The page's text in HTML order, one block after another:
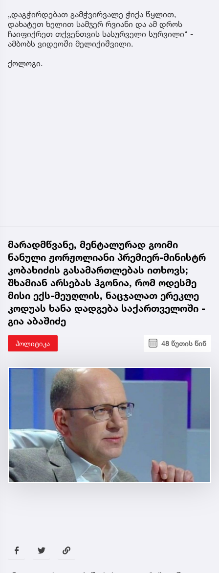
„დაგჭირდებათ გამჭვირვალე ჭიქა წყლით,
დახატეთ ხელით სამჯერ რვიანი და ამ დროს
ჩაიფიქრეთ თქვენთვის სასურველი სურვილი“ -
ამბობს ვიდეოში მელიქიშვილი.
ქოლოგი.
მარადმწვანე, მენტალურად გოიმი
ნანული ჟორჟოლიანი პრემიერ-მინისტრ
კობახიძის გასამართლებას ითხოვს;
შხამიან არსებას ჰგონია, რომ ოდესმე
მისი ექს-მეუღლის, ნაცჯალათ ერეკლე
კოდუას ხანა დადგება საქართველოში -
გია აბაშიძე
პოლიტიკა 48 წუთის წინ